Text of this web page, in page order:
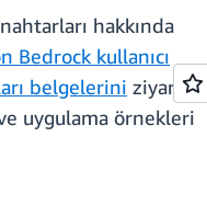
hakkında
Bedrock kullanıcı
belgelerini ziyaret
uygulama örnekleri